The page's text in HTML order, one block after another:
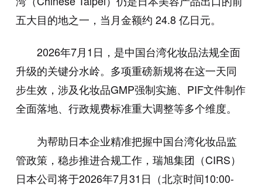
五大目的地之一，当月金额约 24.8 亿日元。
2026年7月1日，是中国台湾化妆品法规全面
升级的关键分水岭。多项重磅新规将在这一天同
步生效，涉及化妆品GMP强制实施、PIF文件制作
全面落地、行政规费标准重大调整等多个维度。
为帮助日本企业精准把握中国台湾化妆品监
管政策，稳步推进合规工作，瑞旭集团（CIRS）
日本公司将于2026年7月31日（北京时间10:00-